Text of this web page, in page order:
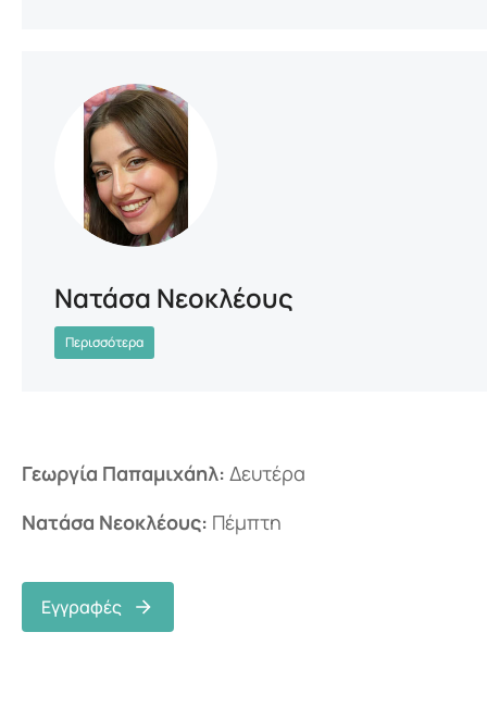
Νατάσα Νεοκλέους
Περισσότερα
Γεωργία Παπαμιχάηλ: Δευτέρα
Νατάσα Νεοκλέους: Πέμπτη
Εγγραφές